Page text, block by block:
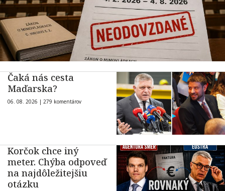
Čaká nás cesta
Maďarska?
06. 08. 2026 | 279 komentárov
Korčok chce iný
meter. Chýba odpoveď
na najdôležitejšiu
otázku